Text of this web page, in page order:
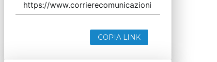
COPIA LINK